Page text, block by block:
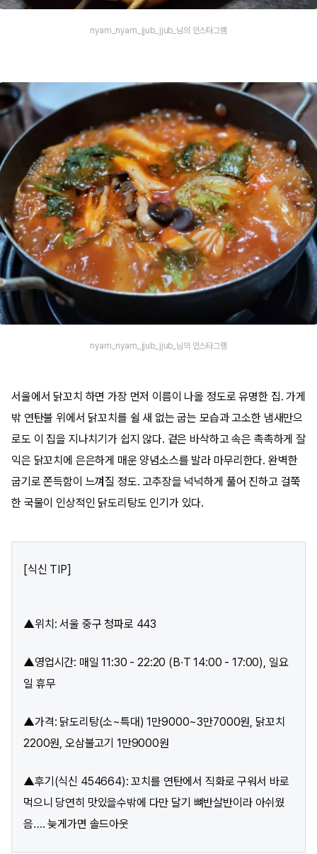
nyam_nyam_jjub_jjub_님의 인스타그램
nyam_nyam_jjub_jjub_님의 인스타그램
서울에서 닭꼬치 하면 가장 먼저 이름이 나올 정도로 유명한 집. 가게
밖 연탄불 위에서 닭꼬치를 쉴 새 없는 굽는 모습과 고소한 냄새만으
로도 이 집을 지나치기가 쉽지 않다. 겉은 바삭하고 속은 촉촉하게 잘
익은 닭꼬치에 은은하게 매운 양념소스를 발라 마무리한다. 완벽한
굽기로 쫀득함이 느껴질 정도. 고추장을 넉넉하게 풀어 진하고 걸쭉
한 국물이 인상적인 닭도리탕도 인기가 있다.
[식신 TIP]
▲위치: 서울 중구 청파로 443
▲영업시간: 매일 11:30 - 22:20 (B·T 14:00 - 17:00), 일요
일 휴무
▲가격: 닭도리탕(소~특대) 1만9000~3만7000원, 닭꼬치
2200원, 오삼불고기 1만9000원
▲후기(식신 454664): 꼬치를 연탄에서 직화로 구워서 바로
먹으니 당연히 맛있을수밖에 다만 달기 뼈반살반이라 아쉬웠
음…. 늦게가면 솔드아웃